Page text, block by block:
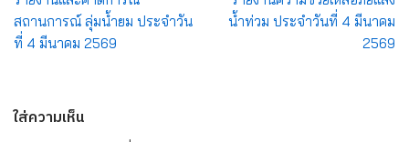
สถานการณ์ ลุ่มน้ำยม ประจำวัน
ที่ 4 มีนาคม 2569
น้ำท่วม ประจำวันที่ 4 มีนาคม
2569
ใส่ความเห็น